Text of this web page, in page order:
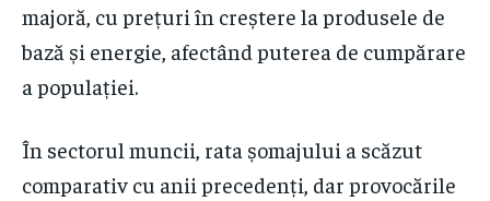
majoră, cu prețuri în creștere la produsele de
bază și energie, afectând puterea de cumpărare
a populației.
În sectorul muncii, rata șomajului a scăzut
comparativ cu anii precedenți, dar provocările